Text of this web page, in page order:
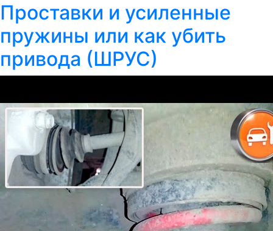
Проставки и усиленные
пружины или как убить
привода (ШРУС)